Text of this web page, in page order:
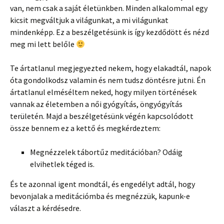
van, nem csak a saját életünkben. Minden alkalommal egy
kicsit megváltjuk a világunkat, a mi világunkat
mindenképp. Ez a beszélgetésünk is így kezdődött és nézd
meg mi lett belőle
Te ártatlanul megjegyezted nekem, hogy elakadtál, napok
óta gondolkodsz valamin és nem tudsz döntésre jutni. Én
ártatlanul elméséltem neked, hogy milyen történések
vannak az életemben a női gyógyítás, öngyógyítás
területén. Majd a beszélgetésünk végén kapcsolódott
össze bennem ez a kettő és megkérdeztem:
Megnézzelek tábortűz meditációban? Odáig
elvihetlek téged is.
És te azonnal igent mondtál, és engedélyt adtál, hogy
bevonjalak a meditációmba és megnézzük, kapunk-e
választ a kérdésedre.